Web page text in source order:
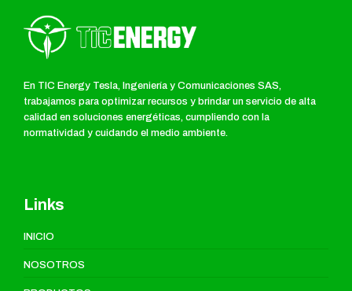
En TIC Energy Tesla, Ingeniería y Comunicaciones SAS,
trabajamos para optimizar recursos y brindar un servicio de alta
calidad en soluciones energéticas, cumpliendo con la
normatividad y cuidando el medio ambiente.
Links
INICIO
NOSOTROS